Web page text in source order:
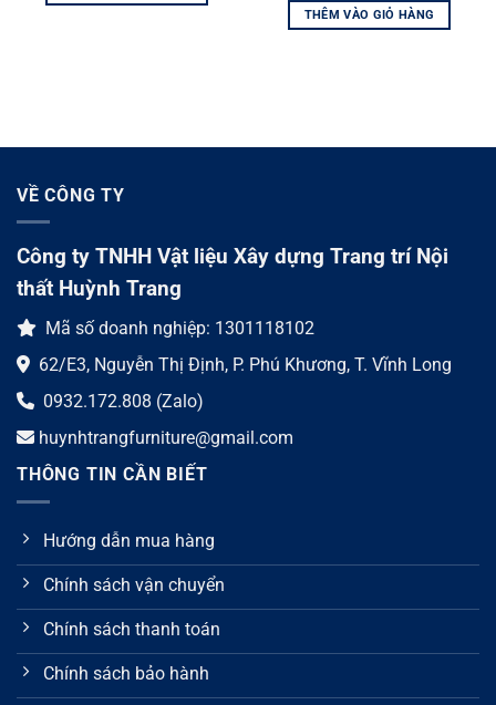
THÊM VÀO GIỎ HÀNG
VỀ CÔNG TY
Công ty TNHH Vật liệu Xây dựng Trang trí Nội
thất Huỳnh Trang
Mã số doanh nghiệp: 1301118102
62/E3, Nguyễn Thị Định, P. Phú Khương, T. Vĩnh Long
0932.172.808 (Zalo)
huynhtrangfurniture@gmail.com
THÔNG TIN CẦN BIẾT
Hướng dẫn mua hàng
Chính sách vận chuyển
Chính sách thanh toán
Chính sách bảo hành